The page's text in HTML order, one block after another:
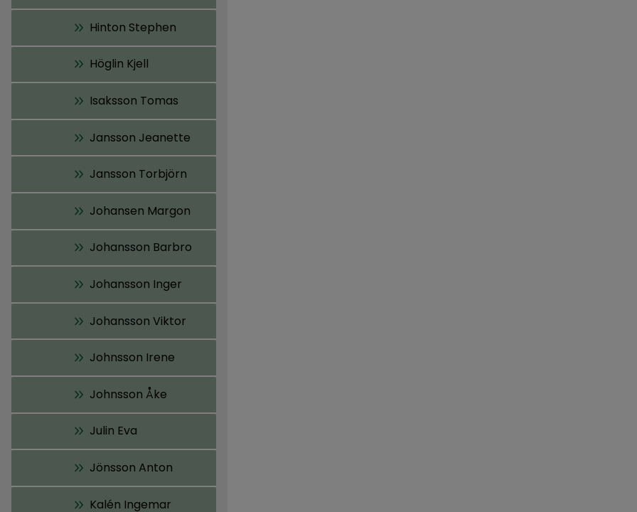
Hinton Stephen
Höglin Kjell
Isaksson Tomas
Jansson Jeanette
Jansson Torbjörn
Johansen Margon
Johansson Barbro
Johansson Inger
Johansson Viktor
Johnsson Irene
Johnsson Åke
Julin Eva
Jönsson Anton
Kalén Ingemar